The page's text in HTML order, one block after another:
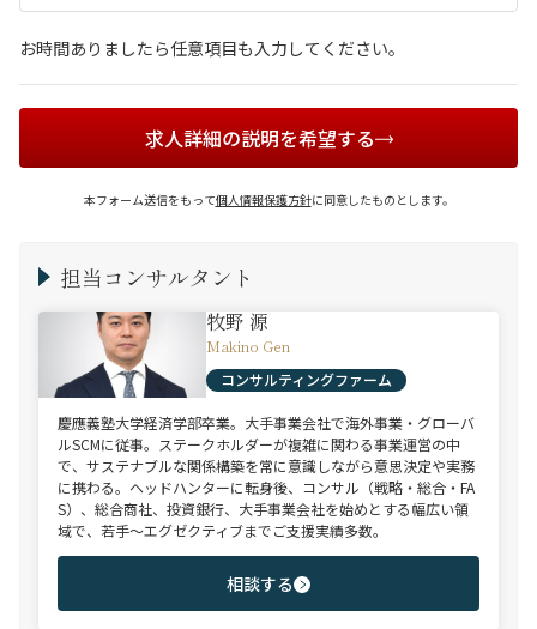
お時間ありましたら任意項目も入力してください。
求人詳細の説明を希望する
本フォーム送信をもって個人情報保護方針に同意したものとします。
担当コンサルタント
牧野 源
Makino Gen
コンサルティングファーム
慶應義塾大学経済学部卒業。大手事業会社で海外事業・グローバ
ルSCMに従事。ステークホルダーが複雑に関わる事業運営の中
で、サステナブルな関係構築を常に意識しながら意思決定や実務
に携わる。ヘッドハンターに転身後、コンサル（戦略・総合・FA
S）、総合商社、投資銀行、大手事業会社を始めとする幅広い領
域で、若手～エグゼクティブまでご支援実績多数。
相談する